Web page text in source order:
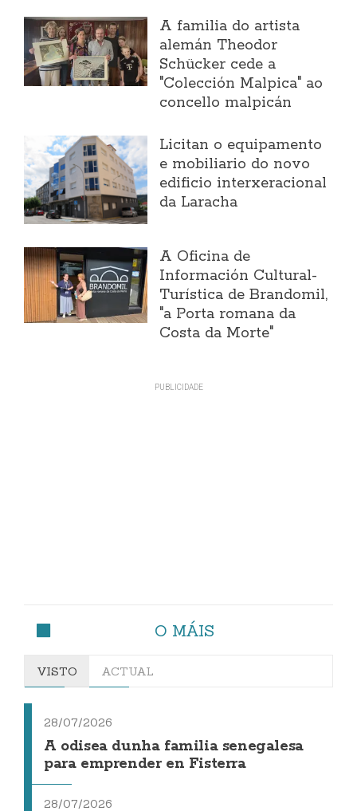
A familia do artista
alemán Theodor
Schücker cede a
"Colección Malpica" ao
concello malpicán
Licitan o equipamento
e mobiliario do novo
edificio interxeracional
da Laracha
A Oficina de
Información Cultural-
Turística de Brandomil,
"a Porta romana da
Costa da Morte"
O MÁIS
VISTO ACTUAL
28/07/2026
A odisea dunha familia senegalesa
para emprender en Fisterra
28/07/2026